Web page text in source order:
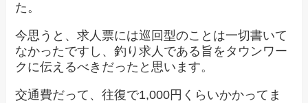
た。
今思うと、求人票には巡回型のことは一切書いて
なかったですし、釣り求人である旨をタウンワー
クに伝えるべきだったと思います。
交通費だって、往復で1,000円くらいかかってま